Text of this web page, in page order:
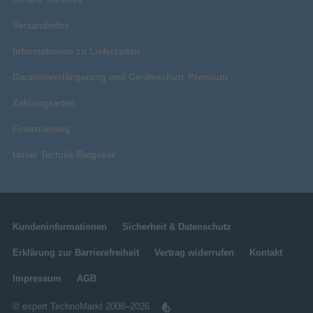
Versandinfos
Informationen zu Lieferzeiten
Garantieverlängerung und Geräteschutz Premium
Zahlungsarten
Finanzierung
Unser Technik-Ratgeber
Kundeninformationen Sicherheit & Datenschutz
Erklärung zur Barrierefreiheit Vertrag widerrufen Kontakt
Impressum AGB
© expert TechnoMarkt 2008–2026